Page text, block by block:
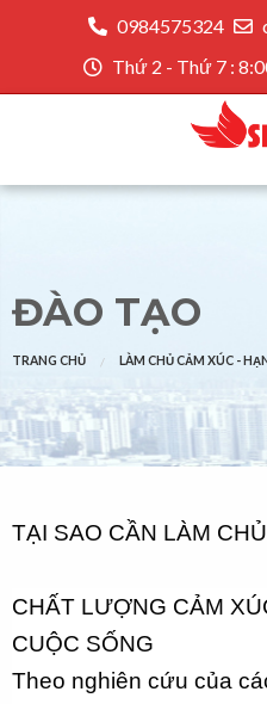
0984575324
Thứ 2 - Thứ 7 :
ĐÀO TẠO
TRANG CHỦ LÀM CHỦ CẢM XÚC -
TẠI SAO CẦN LÀM
CHẤT LƯỢNG CẢM
CUỘC SỐNG
Theo nghiên cứu của